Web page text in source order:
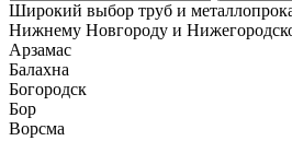
Широкий выбор труб и
Нижнему Новгороду и
Арзамас
Балахна
Богородск
Бор
Ворсма